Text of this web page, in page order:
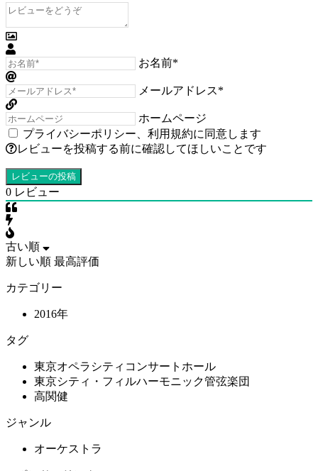
お名前*
メールアドレス*
ホームページ
プライバシーポリシー
利用規約に同意します
レビューを投稿する前に確認してほしいことです
0 レビュー
古い順
新しい順 最高評価
カテゴリー
2016年
タグ
東京オペラシティコンサートホール
東京シティ・フィルハーモニック管弦楽団
高関健
ジャンル
オーケストラ